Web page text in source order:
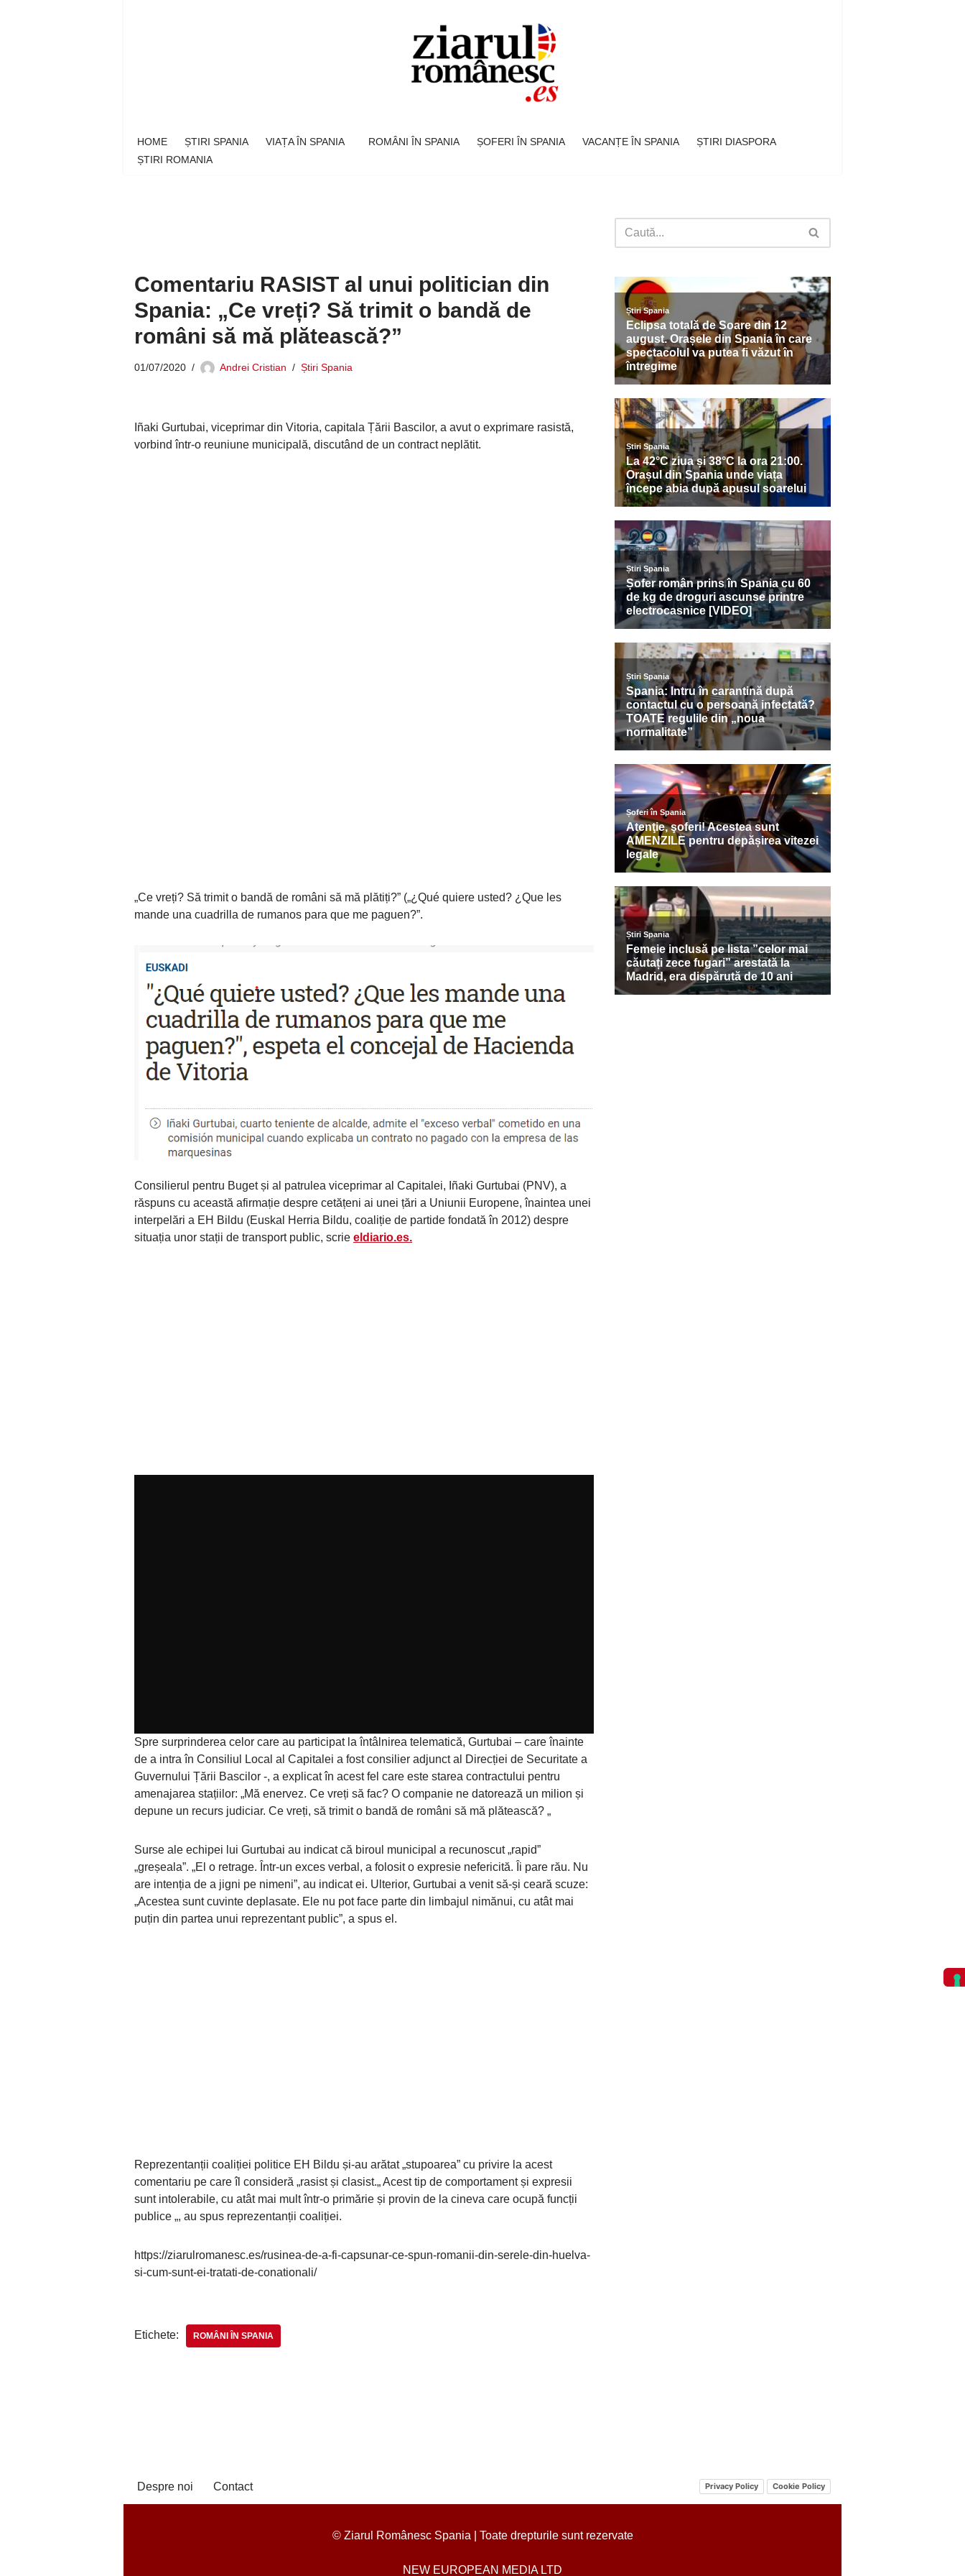
HOME ȘTIRI SPANIA VIAȚA ÎN SPANIA ROMÂNI ÎN SPANIA ȘOFERI ÎN SPANIA VACANȚE ÎN SPANIA
ȘTIRI DIASPORA
ȘTIRI ROMANIA
Comentariu RASIST al unui politician din
Spania: „Ce vreți? Să trimit o bandă de
români să mă plătească?”
01/07/2020 Andrei Cristian Știri Spania
Iñaki Gurtubai, viceprimar din Vitoria, capitala Țării Bascilor, a avut o exprimare rasistă,
vorbind într-o reuniune municipală, discutând de un contract neplătit.
„Ce vreți? Să trimit o bandă de români să mă plătiți?” („¿Qué quiere usted? ¿Que les
mande una cuadrilla de rumanos para que me paguen?”.
Consilierul pentru Buget și al patrulea viceprimar al Capitalei, Iñaki Gurtubai (PNV), a
răspuns cu această afirmație despre cetățeni ai unei țări a Uniunii Europene, înaintea unei
interpelări a EH Bildu (Euskal Herria Bildu, coaliție de partide fondată în 2012) despre
situația unor stații de transport public, scrie eldiario.es.
Spre surprinderea celor care au participat la întâlnirea telematică, Gurtubai – care înainte
de a intra în Consiliul Local al Capitalei a fost consilier adjunct al Direcției de Securitate a
Guvernului Țării Bascilor -, a explicat în acest fel care este starea contractului pentru
amenajarea stațiilor: „Mă enervez. Ce vreți să fac? O companie ne datorează un milion și
depune un recurs judiciar. Ce vreți, să trimit o bandă de români să mă plătească? „
Surse ale echipei lui Gurtubai au indicat că biroul municipal a recunoscut „rapid”
„greșeala”. „El o retrage. Într-un exces verbal, a folosit o expresie nefericită. Îi pare rău. Nu
are intenția de a jigni pe nimeni”, au indicat ei. Ulterior, Gurtubai a venit să-și ceară scuze:
„Acestea sunt cuvinte deplasate. Ele nu pot face parte din limbajul nimănui, cu atât mai
puțin din partea unui reprezentant public”, a spus el.
Reprezentanții coaliției politice EH Bildu și-au arătat „stupoarea” cu privire la acest
comentariu pe care îl consideră „rasist și clasist.„ Acest tip de comportament și expresii
sunt intolerabile, cu atât mai mult într-o primărie și provin de la cineva care ocupă funcții
publice „, au spus reprezentanții coaliției.
https://ziarulromanesc.es/rusinea-de-a-fi-capsunar-ce-spun-romanii-din-serele-din-huelva-
si-cum-sunt-ei-tratati-de-conationali/
Etichete: ROMÂNI ÎN SPANIA
Despre noi Contact Privacy Policy Cookie Policy
© Ziarul Românesc Spania | Toate drepturile sunt rezervate
NEW EUROPEAN MEDIA LTD